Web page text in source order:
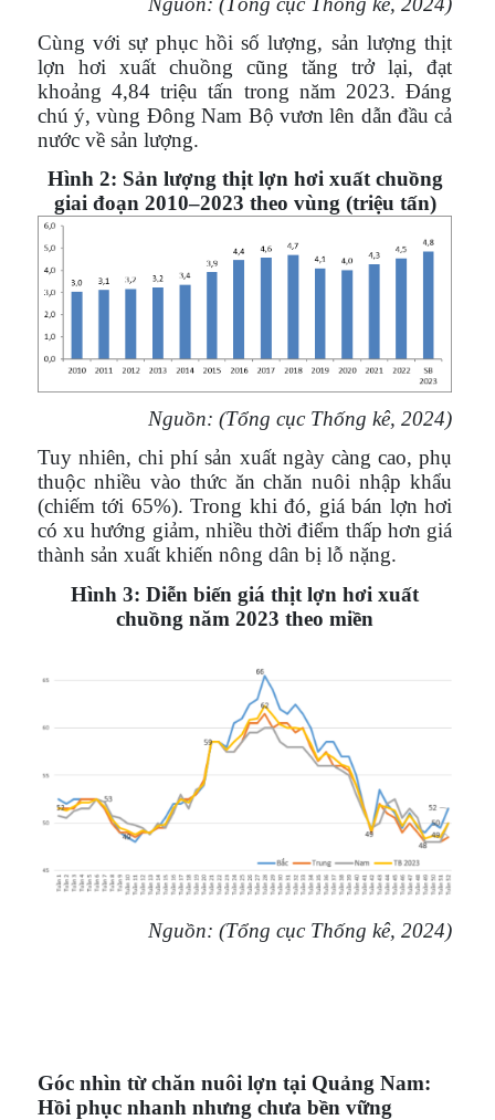
Cùng với sự phục hồi số lượng, sản lượng thịt
lợn hơi xuất chuồng cũng tăng trở lại, đạt
khoảng 4,84 triệu tấn trong năm 2023. Đáng
chú ý, vùng Đông Nam Bộ vươn lên dẫn đầu cả
nước về sản lượng.
Hình 2: Sản lượng thịt lợn hơi xuất chuồng
giai đoạn 2010–2023 theo vùng (triệu tấn)
Nguồn: (Tổng cục Thống kê, 2024)
Tuy nhiên, chi phí sản xuất ngày càng cao, phụ
thuộc nhiều vào thức ăn chăn nuôi nhập khẩu
(chiếm tới 65%). Trong khi đó, giá bán lợn hơi
có xu hướng giảm, nhiều thời điểm thấp hơn giá
thành sản xuất khiến nông dân bị lỗ nặng.
Hình 3: Diễn biến giá thịt lợn hơi xuất
chuồng năm 2023 theo miền
Nguồn: (Tổng cục Thống kê, 2024)
Góc nhìn từ chăn nuôi lợn tại Quảng Nam:
Hồi phục nhanh nhưng chưa bền vững